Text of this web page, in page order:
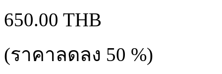
650.00 THB
(ราคาลดลง 50 %)